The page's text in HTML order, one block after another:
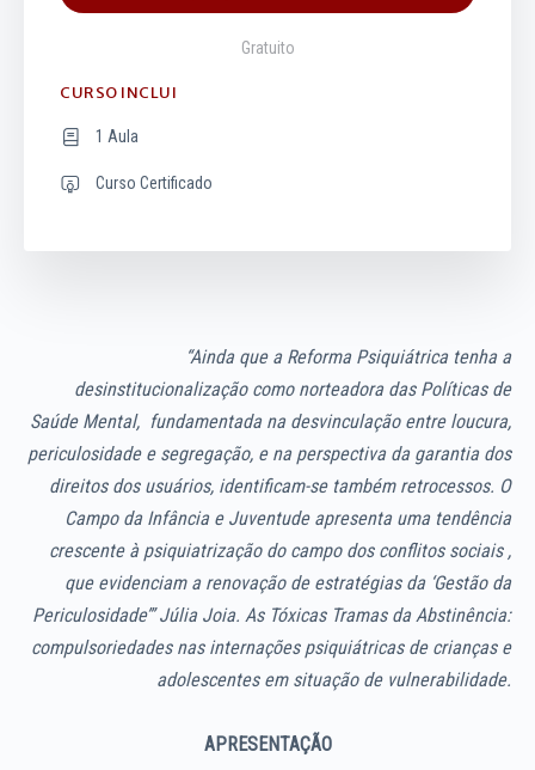
“Ainda que a Reforma Psiquiátrica tenha a
desinstitucionalização como norteadora das Políticas de
Saúde Mental, fundamentada na desvinculação entre loucura,
periculosidade e segregação, e na perspectiva da garantia dos
direitos dos usuários, identificam-se também retrocessos. O
Campo da Infância e Juventude apresenta uma tendência
crescente à psiquiatrização do campo dos conflitos sociais ,
que evidenciam a renovação de estratégias da ‘Gestão da
Periculosidade’” Júlia Joia. As Tóxicas Tramas da Abstinência:
compulsoriedades nas internações psiquiátricas de crianças e
adolescentes em situação de vulnerabilidade.
APRESENTAÇÃO
Gratuito
CURSO INCLUI
1 Aula
Curso Certificado